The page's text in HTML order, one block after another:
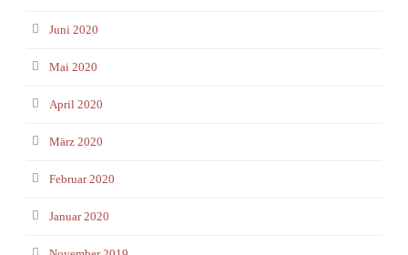
Juni 2020
Mai 2020
April 2020
März 2020
Februar 2020
Januar 2020